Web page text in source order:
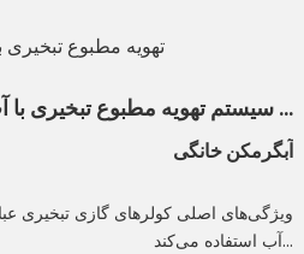
سیستم تهویه مطبوع تبخیری با آب خنک ...
آبگرمکن خانگی
ویژگی‌های اصلی کولرهای گازی تبخیری
آب استفاده می‌کند...